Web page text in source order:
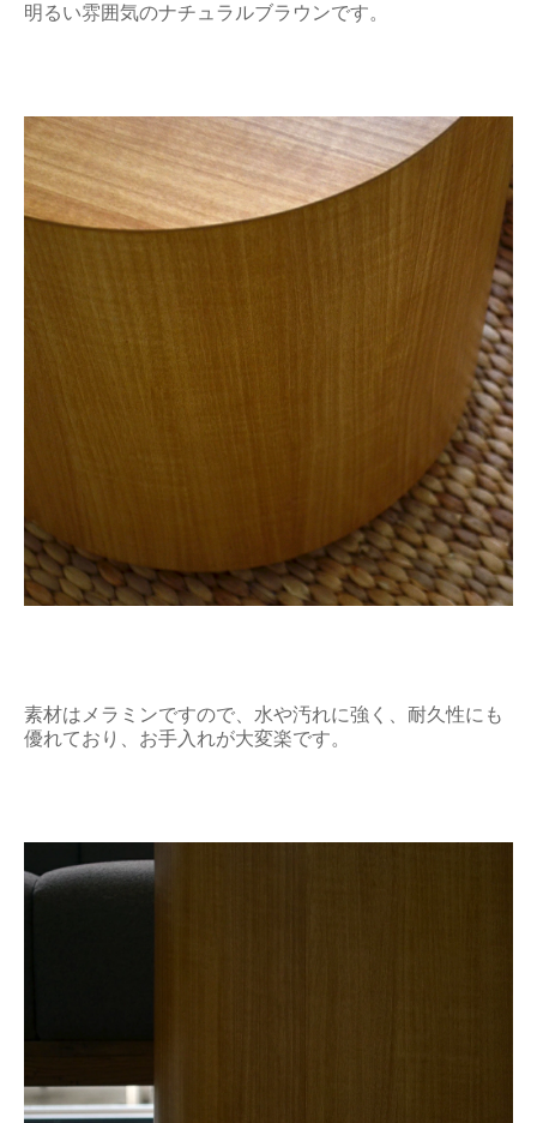
明るい雰囲気のナチュラルブラウンです。
素材はメラミンですので、水や汚れに強く、耐久性にも
優れており、お手入れが大変楽です。